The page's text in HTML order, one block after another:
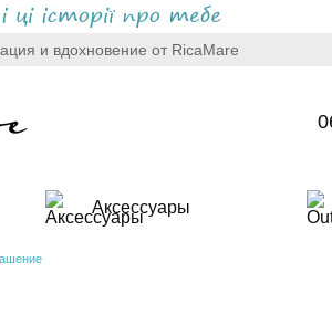
и вдохновение от RicaMare
Аксессуары